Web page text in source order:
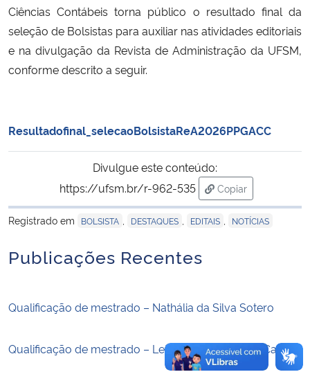
Ministério do Meio Ambiente
Ministério do Turismo
Controladoria-Geral da União
Ministério da Mulher, da Família e dos Direitos Humanos
Secretaria-Geral
Secretaria de Governo
Banco Central do Brasil
Ciências Contábeis torna público o resultado final da
seleção de Bolsistas para auxiliar nas atividades editoriais
e na divulgação da Revista de Administração da UFSM,
conforme descrito a seguir.
Resultadofinal_selecaoBolsistaReA2026PPGACC
Divulgue este conteúdo:
https://ufsm.br/r-962-535
Copiar
para área de
Registrado em
BOLSISTA DESTAQUES EDITAIS NOTÍCIAS
Publicações Recentes
Qualificação de mestrado – Nathália da Silva Sotero
Qualificação de mestrado – Leticia Vandervert do Carmo